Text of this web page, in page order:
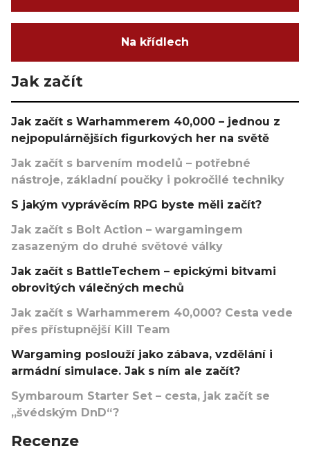
Na křídlech
Jak začít
Jak začít s Warhammerem 40,000 – jednou z
nejpopulárnějších figurkových her na světě
Jak začít s barvením modelů – potřebné
nástroje, základní poučky i pokročilé techniky
S jakým vyprávěcím RPG byste měli začít?
Jak začít s Bolt Action – wargamingem
zasazeným do druhé světové války
Jak začít s BattleTechem – epickými bitvami
obrovitých válečných mechů
Jak začít s Warhammerem 40,000? Cesta vede
přes přístupnější Kill Team
Wargaming poslouží jako zábava, vzdělání i
armádní simulace. Jak s ním ale začít?
Symbaroum Starter Set – cesta, jak začít se
„švédským DnD“?
Recenze